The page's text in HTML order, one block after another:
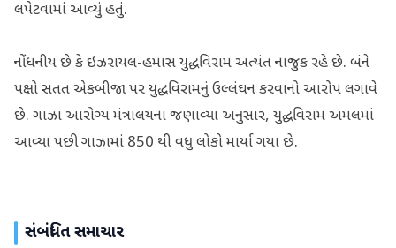
લપેટવામાં આવ્યું હતું.
નોંધનીય છે કે ઇઝરાયલ-હમાસ યુદ્ધવિરામ અત્યંત નાજુક રહે છે. બંને
પક્ષો સતત એકબીજા પર યુદ્ધવિરામનું ઉલ્લંઘન કરવાનો આરોપ લગાવે
છે. ગાઝા આરોગ્ય મંત્રાલયના જણાવ્યા અનુસાર, યુદ્ધવિરામ અમલમાં
આવ્યા પછી ગાઝામાં 850 થી વધુ લોકો માર્યા ગયા છે.
સંબંધિત સમાચાર